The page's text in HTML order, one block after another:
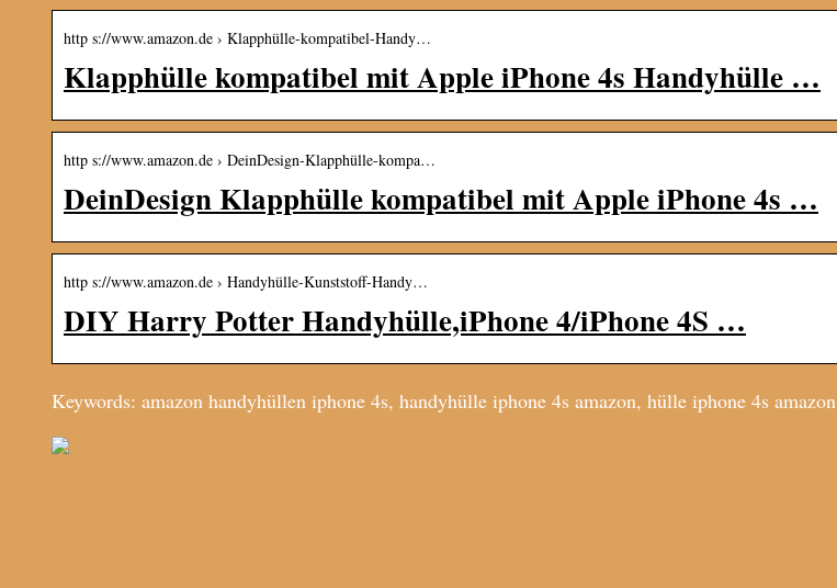
http s://www.amazon.de › Klapphülle-kompatibel-Handy…
Klapphülle kompatibel mit Apple iPhone 4s Handyhülle …
http s://www.amazon.de › DeinDesign-Klapphülle-kompa…
DeinDesign Klapphülle kompatibel mit Apple iPhone 4s …
http s://www.amazon.de › Handyhülle-Kunststoff-Handy…
DIY Harry Potter Handyhülle,iPhone 4/iPhone 4S …
Keywords: amazon handyhüllen iphone 4s, handyhülle iphone 4s amazon, hülle iphone 4s amazon